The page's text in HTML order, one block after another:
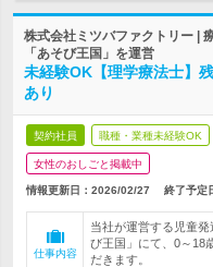
株式会社ミツバファクトリー |
「あそび王国」を運営
未経験OK【理学療法士】
あり
契約社員 職種・業種未経験OK
女性のおしごと掲載中
情報更新日：2026/02/27 終了予定
仕事内容
当社が運営する児童
び王国」にて、0～18
だきます。